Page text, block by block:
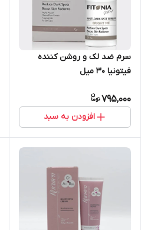
سرم ضد لک و روشن کننده
فیتونیا ۳۰ میل
795,000
افزودن به سبد